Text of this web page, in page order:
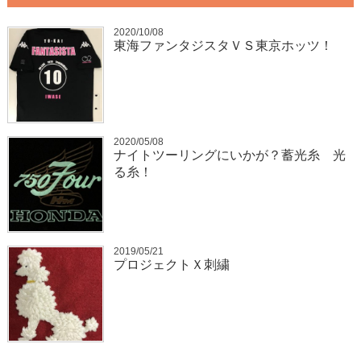
2020/10/08
東海ファンタジスタＶＳ東京ホッツ！
2020/05/08
ナイトツーリングにいかが？蓄光糸 光
る糸！
2019/05/21
プロジェクトＸ刺繍